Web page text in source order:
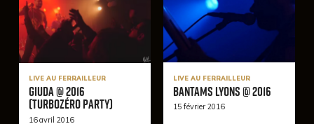
LIVE AU FERRAILLEUR
Giuda @ 2016
(TurboZéro Party)
16 avril 2016
LIVE AU FERRAILLEUR
Bantams Lyons @ 2016
15 février 2016